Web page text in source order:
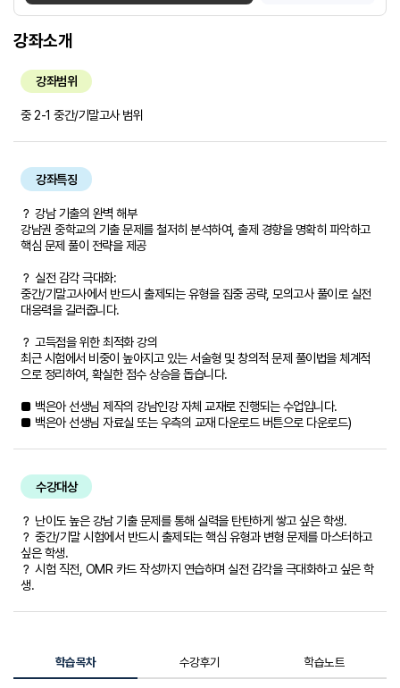
강좌소개
강좌범위
중 2-1 중간/기말고사 범위
강좌특징
？ 강남 기출의 완벽 해부
강남권 중학교의 기출 문제를 철저히 분석하여, 출제 경향을 명확히 파악하고
핵심 문제 풀이 전략을 제공
？ 실전 감각 극대화:
중간/기말고사에서 반드시 출제되는 유형을 집중 공략, 모의고사 풀이로 실전
대응력을 길러줍니다.
？ 고득점을 위한 최적화 강의
최근 시험에서 비중이 높아지고 있는 서술형 및 창의적 문제 풀이법을 체계적
으로 정리하여, 확실한 점수 상승을 돕습니다.
■ 백은아 선생님 제작의 강남인강 자체 교재로 진행되는 수업입니다.
■ 백은아 선생님 자료실 또는 우측의 교재 다운로드 버튼으로 다운로드)
수강대상
？ 난이도 높은 강남 기출 문제를 통해 실력을 탄탄하게 쌓고 싶은 학생.
？ 중간/기말 시험에서 반드시 출제되는 핵심 유형과 변형 문제를 마스터하고
싶은 학생.
？ 시험 직전, OMR 카드 작성까지 연습하며 실전 감각을 극대화하고 싶은 학
생.
학습목차 수강후기 학습노트